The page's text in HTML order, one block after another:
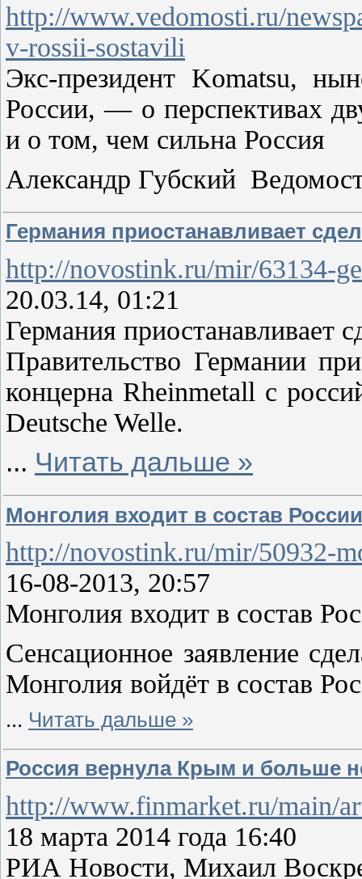
http://www.vedomosti.ru/
v-rossii-sostavili
Экс-президент Komatsu,
России, — о перспективах
и о том, чем сильна Россия
Александр Губский
Германия приостанавливает
http://novostink.ru/mir/63134-
20.03.14, 01:21
Германия приостанавливает
Правительство Германии
концерна Rheinmetall с
Deutsche Welle.
... Читать дальше »
Монголия входит в состав России
http://novostink.ru/mir/50932-
16-08-2013, 20:57
Монголия входит в состав
Сенсационное заявление
Монголия войдёт в состав
... Читать дальше »
Россия вернула Крым и больше
http://www.finmarket.ru/main/
18 марта 2014 года 16:40
РИА Новости, Михаил